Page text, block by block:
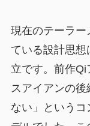
現在のテーラ
ている設計思
立です。前作
スアイアンの
ない」という